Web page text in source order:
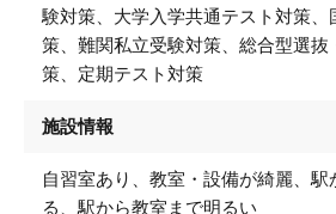
験対策、大学入学共通テスト対策、
策、難関私立受験対策、総合型選抜
策、定期テスト対策
施設情報
自習室あり、教室・設備が綺麗、駅
る、駅から教室まで明るい